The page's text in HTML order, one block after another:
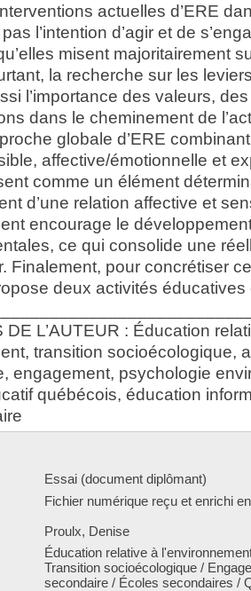
actuelles d’ERE
l’intention d’agir et de
misent majoritairement
la recherche sur les
l’importance des valeurs,
dans le cheminement de
globale d’ERE
affective/émotionnelle et
comme un élément
d’une relation affective et
encourage le
ce qui consolide une
Finalement, pour concrétiser
deux activités
DE L’AUTEUR : Éducation
transition socioécologique,
engagement, psychologie
québécois, éducation
Essai (document diplômant)
Fichier numérique reçu et enrichi
Proulx, Denise
Éducation relative à
Transition socioécologique /
secondaire / Écoles secondaires /